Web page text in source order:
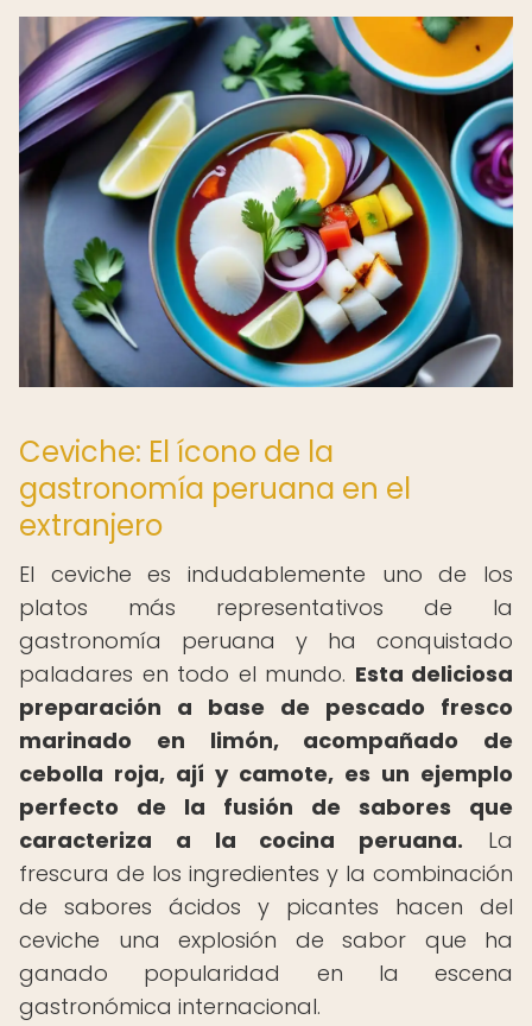
Ceviche: El ícono de la
gastronomía peruana en el
extranjero
El ceviche es indudablemente uno de los
platos más representativos de la
gastronomía peruana y ha conquistado
paladares en todo el mundo. Esta deliciosa
preparación a base de pescado fresco
marinado en limón, acompañado de
cebolla roja, ají y camote, es un ejemplo
perfecto de la fusión de sabores que
caracteriza a la cocina peruana. La
frescura de los ingredientes y la combinación
de sabores ácidos y picantes hacen del
ceviche una explosión de sabor que ha
ganado popularidad en la escena
gastronómica internacional.